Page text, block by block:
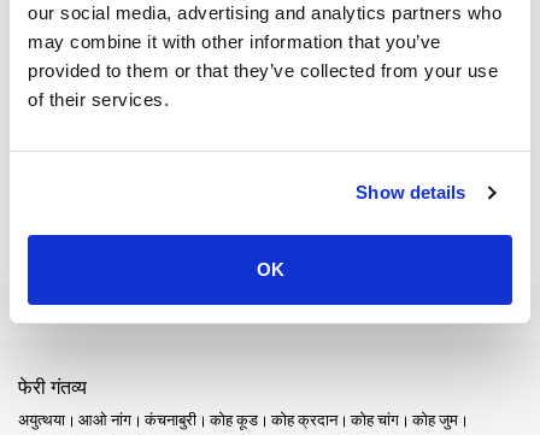
our social media, advertising and analytics partners who
may combine it with other information that you’ve
provided to them or that they’ve collected from your use
of their services.
Show details
OK
फेरी गंतव्य
अयुत्थया आओ नांग कंचनाबुरी कोह कूड कोह क्रदान कोह चांग
कोह जुम